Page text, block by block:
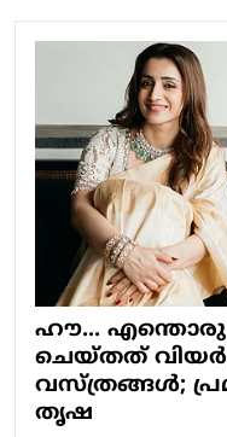
ഹൗ... എന്തൊരു
ചെയ്തത്
വസ്ത്രങ്ങള്‍;
തൃഷ